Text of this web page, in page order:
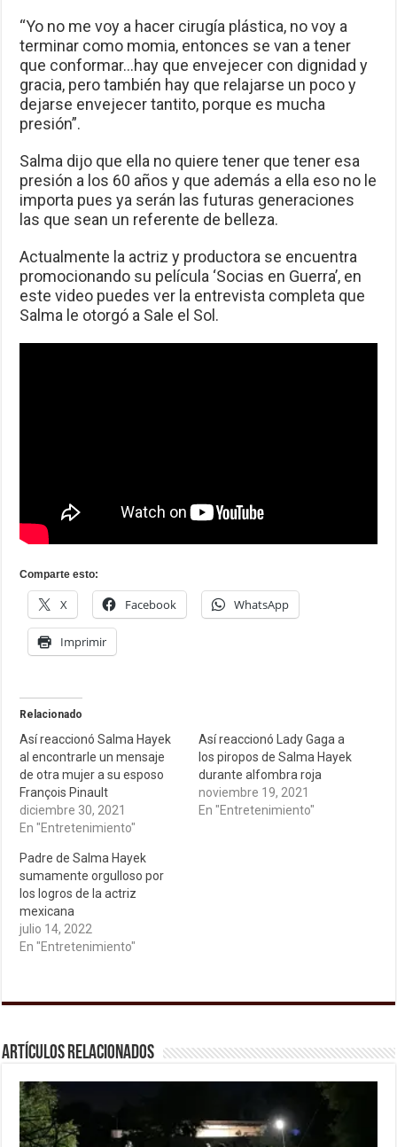
“Yo no me voy a hacer cirugía plástica, no voy a
terminar como momia, entonces se van a tener
que conformar…hay que envejecer con dignidad y
gracia, pero también hay que relajarse un poco y
dejarse envejecer tantito, porque es mucha
presión”.
Salma dijo que ella no quiere tener que tener esa
presión a los 60 años y que además a ella eso no le
importa pues ya serán las futuras generaciones
las que sean un referente de belleza.
Actualmente la actriz y productora se encuentra
promocionando su película ‘Socias en Guerra’, en
este video puedes ver la entrevista completa que
Salma le otorgó a Sale el Sol.
Comparte esto:
X Facebook WhatsApp
Imprimir
Relacionado
Así reaccionó Salma Hayek
al encontrarle un mensaje
de otra mujer a su esposo
François Pinault
diciembre 30, 2021
En "Entretenimiento"
Así reaccionó Lady Gaga a
los piropos de Salma Hayek
durante alfombra roja
noviembre 19, 2021
En "Entretenimiento"
Padre de Salma Hayek
sumamente orgulloso por
los logros de la actriz
mexicana
julio 14, 2022
En "Entretenimiento"
Artículos relacionados